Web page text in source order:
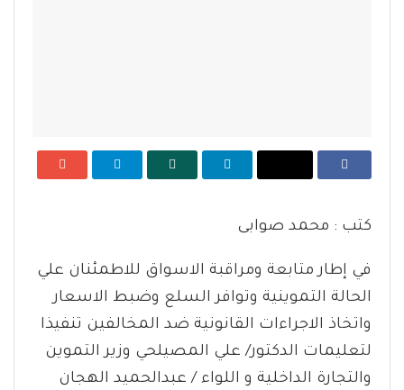
كتب : محمد صوابى
في إطار متابعة ومراقبة الاسواق للاطمئنان علي
الحالة التموينية وتوافر السلع وضبط الاسعار
واتخاذ الاجراءات القانونية ضد المخالفين تنفيذا
لتعليمات الدكتور/ علي المصيلحي وزير التموين
والتجارة الداخلية و اللواء / عبدالحميد الهجان